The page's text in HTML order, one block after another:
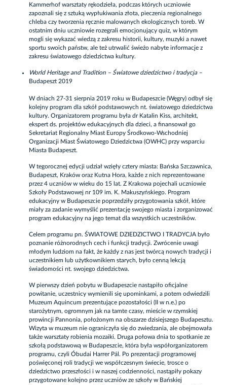
Kammerhof warsztaty rękodzieła, podczas których uczniowie
zapoznali się z sztuką wypłukiwania złota, pieczenia regionalnego
chleba czy tworzenia ręcznie malowanych ekologicznych toreb. W
ostatnim dniu uczniowie rozegrali emocjonujący quiz, w którym
mogli się wykazać wiedzą z zakresu historii, kultury, muzyki a nawet
sportu swoich państw, ale też utrwalić świeżo nabyte informacje z
zakresu światowego dziedzictwa kultury.
World Heritage and Tradition – Światowe dziedzictwo i tradycja –
Budapeszt 2019
W dniach 27-31 sierpnia 2019 roku w Budapeszcie (Węgry) odbył się
kolejny program dla szkół podstawowych nt. światowego dziedzictwa
kultury. Organizatorem programu była dr Katalin Kiss, architekt,
ekspert ds. projektów edukacyjnych dla dzieci, a finansował go
Sekretariat Regionalny Miast Europy Środkowo-Wschodniej
Organizacji Miast Światowego Dziedzictwa (OWHC) przy wsparciu
Miasta Budapeszt.
W tegorocznej edycji udział wzięły cztery miasta: Bańska Szczawnica,
Budapeszt, Kraków oraz Kutna Hora, każde z nich reprezentowane
przez 4 uczniów w wieku do 15 lat. Z Krakowa pojechali uczniowie
Szkoły Podstawowej nr 109 im. K. Makuszyńskiego. Program
edukacyjny w Budapeszcie poprzedziły przygotowania szkół, które
miały za zadanie wymyślić prezentację swojego miasta i zorganizować
program edukacyjny na jego temat dla wszystkich uczestników.
Celem programu pn. ŚWIATOWE DZIEDZICTWO I TRADYCJA było
poznanie różnorodnych cech i funkcji tradycji. Zwrócenie uwagi
młodym ludziom na fakt, że każdy z nas jest twórcą nowych tradycji i
uczestnikiem lub użytkownikiem starych, było cenną lekcją
świadomości nt. swojego dziedzictwa.
W pierwszy dzień pobytu w Budapeszcie nastąpiło oficjalne
powitanie, uczestnicy wymienili się upominkami, a potem odwiedzili
Muzeum Aquincum prezentujące pozostałości (II w n.e.) po
starożytnym, ogromnym jak na tamte czasy, mieście w rzymskiej
prowincji Pannonia, położonym na obszarze dzisiejszego Budapesztu.
Wizyta w muzeum nie ograniczyła się do zwiedzania, ale obejmowała
także warsztaty robienia mozaiki. Druga połowa dnia to spotkanie ze
szkołą podstawową w Budapeszcie, która była współorganizatorem
programu, czyli Óbudai Harrer Pál. Po prezentacji programowej
poświęconej roli tradycji we współczesnym świecie, trosce o
dziedzictwo przeszłości i w naszej codzienności, nastąpiły pokazy
przygotowane kolejno przez uczniów ze szkoły w Bańskiej